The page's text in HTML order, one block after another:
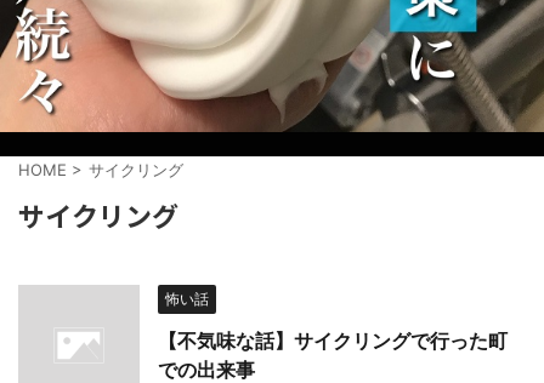
HOME > サイクリング
サイクリング
怖い話
【不気味な話】サイクリングで行った町
での出来事